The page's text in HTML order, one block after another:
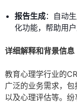
报告生成：自动
化功能，帮助用户
详细解释和背景信息
教育心理学行业的
广泛的业务需求，
以及心理评估等。